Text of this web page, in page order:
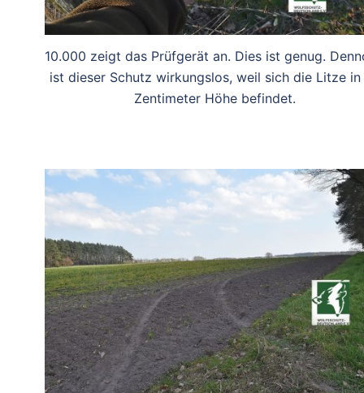
10.000 zeigt das Prüfgerät an. Dies ist genug.
ist dieser Schutz wirkungslos, weil sich die Litze in
Zentimeter Höhe befindet.